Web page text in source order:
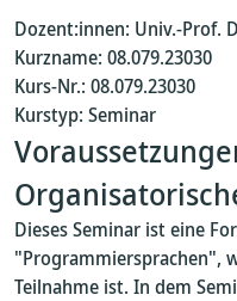
Dozent:innen: Univ.-Prof.
Kurzname: 08.079.23030
Kurs-Nr.: 08.079.23030
Kurstyp: Seminar
Dieses Seminar ist eine
"Programmiersprachen",
Teilnahme ist. In dem